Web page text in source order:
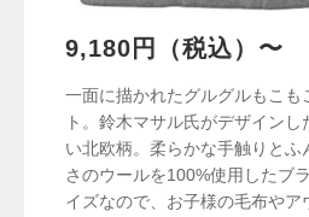
9,180円（税込）〜
一面に描かれたグルグルもこも
ト。鈴木マサル氏がデザイン
い北欧柄。柔らかな手触りと
さのウールを100%使用したブ
イズなので、お子様の毛布や